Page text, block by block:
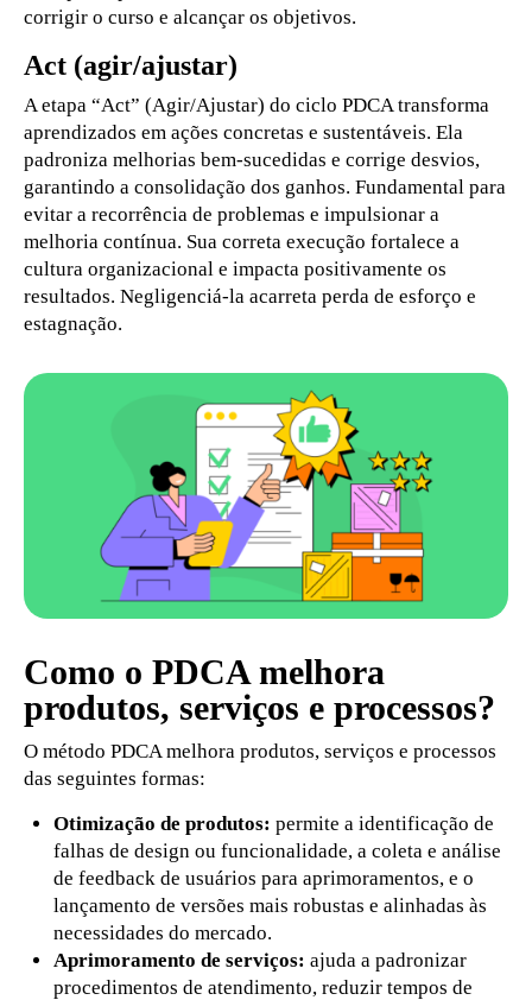
corrigir o curso e alcançar os objetivos.
Act (agir/ajustar)
A etapa “Act” (Agir/Ajustar) do ciclo PDCA transforma
aprendizados em ações concretas e sustentáveis. Ela
padroniza melhorias bem-sucedidas e corrige desvios,
garantindo a consolidação dos ganhos. Fundamental para
evitar a recorrência de problemas e impulsionar a
melhoria contínua. Sua correta execução fortalece a
cultura organizacional e impacta positivamente os
resultados. Negligenciá-la acarreta perda de esforço e
estagnação.
Como o PDCA melhora
produtos, serviços e processos?
O método PDCA melhora produtos, serviços e processos
das seguintes formas:
Otimização de produtos: permite a identificação de
falhas de design ou funcionalidade, a coleta e análise
de feedback de usuários para aprimoramentos, e o
lançamento de versões mais robustas e alinhadas às
necessidades do mercado.
Aprimoramento de serviços: ajuda a padronizar
procedimentos de atendimento, reduzir tempos de